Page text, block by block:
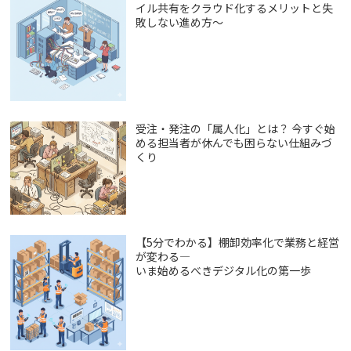
イル共有をクラウド化するメリットと失
敗しない進め方～
受注・発注の「属人化」とは？ 今すぐ始
める担当者が休んでも困らない仕組みづ
くり
【5分でわかる】棚卸効率化で業務と経営
が変わる―
いま始めるべきデジタル化の第一歩